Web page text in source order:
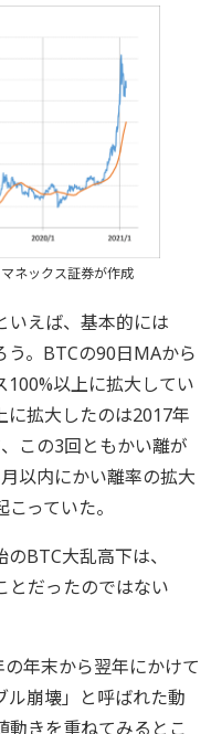
ネックス証券が作成
いえば、基本的には
う。BTCの90日MAから
100%以上に拡大してい
に拡大したのは2017年
この3回ともかい離が
以内にかい離率の拡大
っていた。
BTC大乱高下は、
とだったのではない
年末から翌年にかけて
ル崩壊」と呼ばれた動
動きを重ねてみるとこ